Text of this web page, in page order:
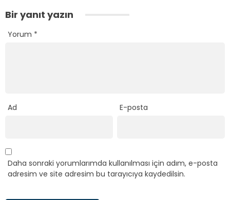
Bir yanıt yazın
Yorum *
Ad E-posta
Daha sonraki yorumlarımda kullanılması için adım, e-posta
adresim ve site adresim bu tarayıcıya kaydedilsin.